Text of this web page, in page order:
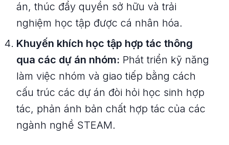
án, thúc đẩy quyền sở hữu và trải
nghiệm học tập được cá nhân hóa.
Khuyến khích học tập hợp tác thông
qua các dự án nhóm: Phát triển kỹ năng
làm việc nhóm và giao tiếp bằng cách
cấu trúc các dự án đòi hỏi học sinh hợp
tác, phản ánh bản chất hợp tác của các
ngành nghề STEAM.